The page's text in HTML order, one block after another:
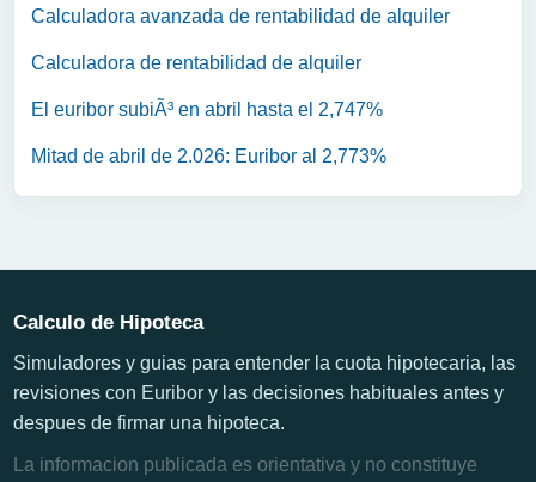
Calculadora avanzada de rentabilidad de alquiler
Calculadora de rentabilidad de alquiler
El euribor subiÃ³ en abril hasta el 2,747%
Mitad de abril de 2.026: Euribor al 2,773%
Calculo de Hipoteca
Simuladores y guias para entender la cuota hipotecaria, las
revisiones con Euribor y las decisiones habituales antes y
despues de firmar una hipoteca.
La informacion publicada es orientativa y no constituye